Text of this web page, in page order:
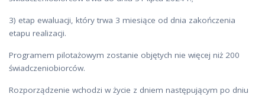
3) etap ewaluacji, który trwa 3 miesiące od dnia zakończenia
etapu realizacji.
Programem pilotażowym zostanie objętych nie więcej niż 200
świadczeniobiorców.
Rozporządzenie wchodzi w życie z dniem następującym po dniu